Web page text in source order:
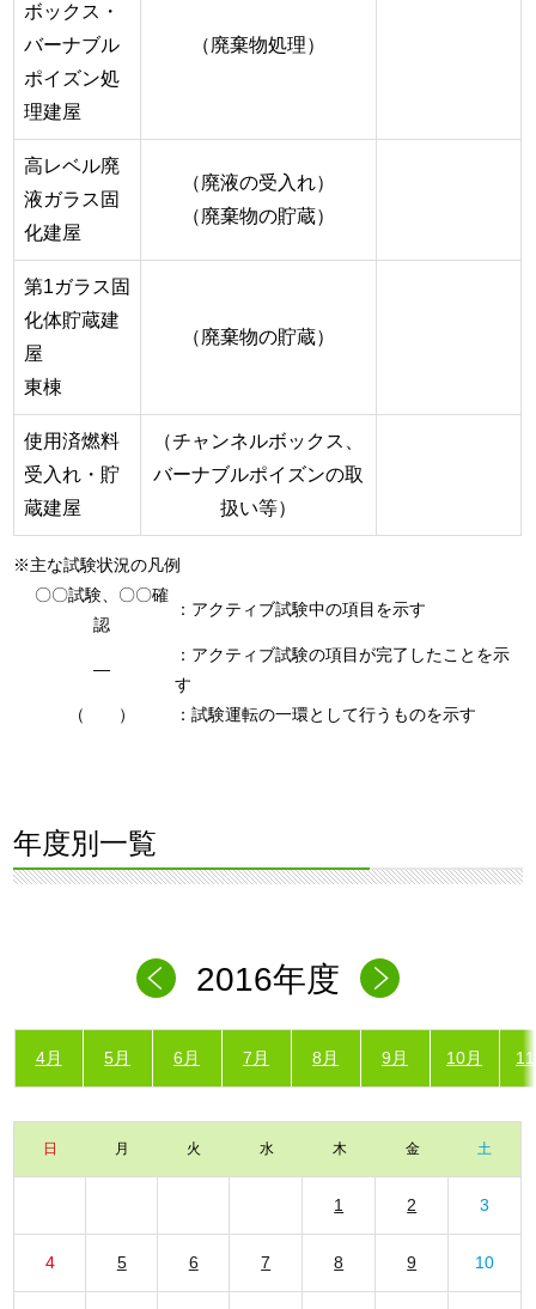
ボックス・
バーナブル
ポイズン処
理建屋
（廃棄物処理）
高レベル廃
液ガラス固
化建屋
（廃液の受入れ）
（廃棄物の貯蔵）
第1ガラス固
化体貯蔵建
屋
東棟
（廃棄物の貯蔵）
使用済燃料
受入れ・貯
蔵建屋
（チャンネルボックス、
バーナブルポイズンの取
扱い等）
※主な試験状況の凡例
〇〇試験、〇〇確
認
：アクティブ試験中の項目を示す
―
：アクティブ試験の項目が完了したことを示
す
（ ）
：試験運転の一環として行うものを示す
年度別一覧
2016年度
4月 5月 6月 7月 8月 9月 10月
日 月 火 水 木 金 土
1 2 3
4 5 6 7 8 9 10